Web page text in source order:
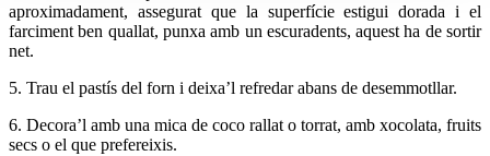
aproximadament, assegurat que la superfície estigui dorada i el
farciment ben quallat, punxa amb un escuradents, aquest ha de sortir
net.
5. Trau el pastís del forn i deixa’l refredar abans de desemmotllar.
6. Decora’l amb una mica de coco rallat o torrat, amb xocolata, fruits
secs o el que prefereixis.